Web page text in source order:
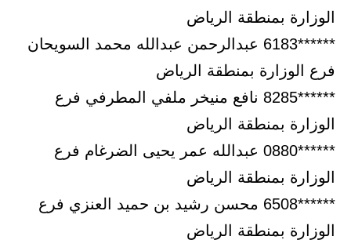
الوزارة بمنطقة الرياض
******6183 عبدالرحمن عبدالله محمد السويحان
فرع الوزارة بمنطقة الرياض
******8285 نافع منيخر ملفي المطرفي فرع
الوزارة بمنطقة الرياض
******0880 عبدالله عمر يحيى الضرغام فرع
الوزارة بمنطقة الرياض
******6508 محسن رشيد بن حميد العنزي فرع
الوزارة بمنطقة الرياض